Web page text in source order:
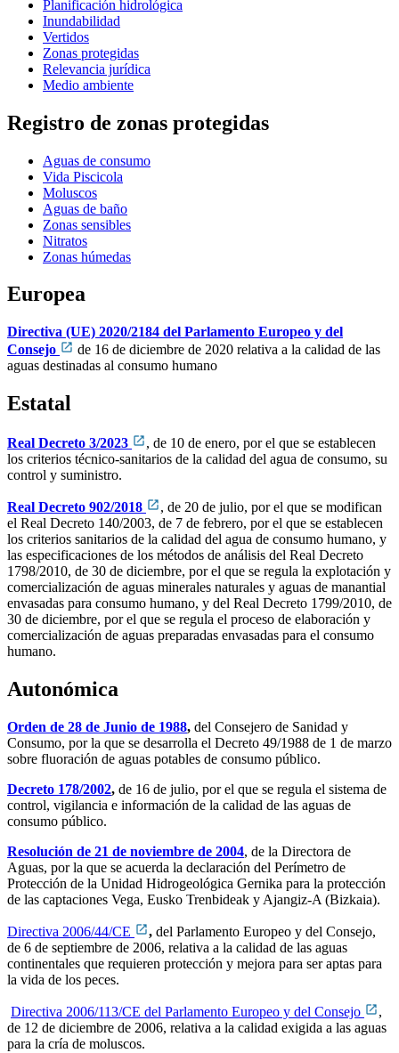
Planificación hidrológica
Inundabilidad
Vertidos
Zonas protegidas
Relevancia jurídica
Medio ambiente
Registro de zonas protegidas
Aguas de consumo
Vida Piscicola
Moluscos
Aguas de baño
Zonas sensibles
Nitratos
Zonas húmedas
Europea
Directiva (UE) 2020/2184 del Parlamento Europeo y del
Consejo
de 16 de diciembre de 2020 relativa a la calidad de las
aguas destinadas al consumo humano
Estatal
Real Decreto 3/2023
, de 10 de enero, por el que se establecen
los criterios técnico-sanitarios de la calidad del agua de consumo, su
control y suministro.
Real Decreto 902/2018
, de 20 de julio, por el que se modifican
el Real Decreto 140/2003, de 7 de febrero, por el que se establecen
los criterios sanitarios de la calidad del agua de consumo humano, y
las especificaciones de los métodos de análisis del Real Decreto
1798/2010, de 30 de diciembre, por el que se regula la explotación y
comercialización de aguas minerales naturales y aguas de manantial
envasadas para consumo humano, y del Real Decreto 1799/2010, de
30 de diciembre, por el que se regula el proceso de elaboración y
comercialización de aguas preparadas envasadas para el consumo
humano.
Autonómica
Orden de 28 de Junio de 1988, del Consejero de Sanidad y
Consumo, por la que se desarrolla el Decreto 49/1988 de 1 de marzo
sobre fluoración de aguas potables de consumo público.
Decreto 178/2002, de 16 de julio, por el que se regula el sistema de
control, vigilancia e información de la calidad de las aguas de
consumo público.
Resolución de 21 de noviembre de 2004, de la Directora de
Aguas, por la que se acuerda la declaración del Perímetro de
Protección de la Unidad Hidrogeológica Gernika para la protección
de las captaciones Vega, Eusko Trenbideak y Ajangiz-A (Bizkaia).
Directiva 2006/44/CE , del Parlamento Europeo y del Consejo,
de 6 de septiembre de 2006, relativa a la calidad de las aguas
continentales que requieren protección y mejora para ser aptas para
la vida de los peces.
Directiva 2006/113/CE del Parlamento Europeo y del Consejo
,
de 12 de diciembre de 2006, relativa a la calidad exigida a las aguas
para la cría de moluscos.